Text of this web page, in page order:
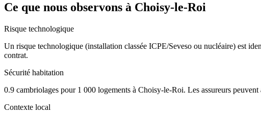
Ce que nous observons à Choisy-le-Roi
Risque technologique
Un risque technologique (installation classée ICPE/Seveso ou nucléaire) est
contrat.
Sécurité habitation
0.9 cambriolages pour 1 000 logements à Choisy-le-Roi. Les assureurs
Contexte local